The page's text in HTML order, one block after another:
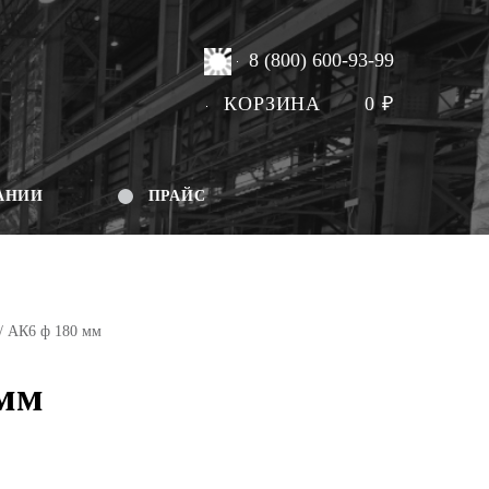
8 (800) 600-93-99
КОРЗИНА 0₽
ПРАЙС
/ АК6 ф 180 мм